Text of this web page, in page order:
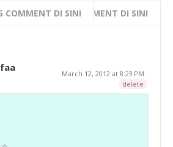
COMMENT DI SINI
000 ORANG COMMENT DI SINI
March 12, 2012 at 8:23 PM
delete